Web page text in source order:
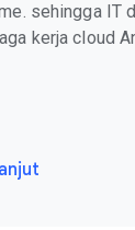
sehingga IT
kerja cloud